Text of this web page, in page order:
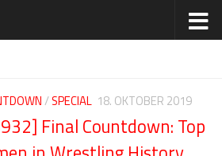
/SPECIAL 18. OKTOBER 2019
Final Countdown: Top